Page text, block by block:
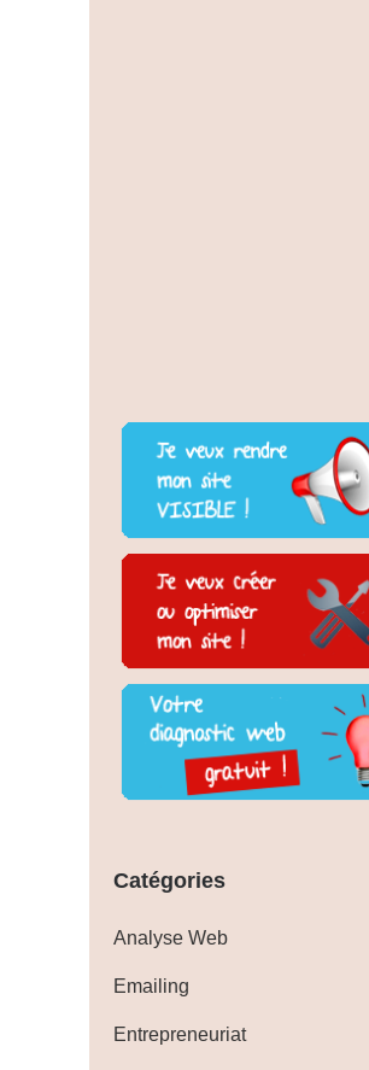
Catégories
Analyse Web
Emailing
Entrepreneuriat